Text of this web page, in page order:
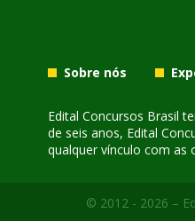
Sobre nós
Edital Concursos Brasil
de seis anos, Edital
qualquer vínculo com as
© 2012 - 2026 –